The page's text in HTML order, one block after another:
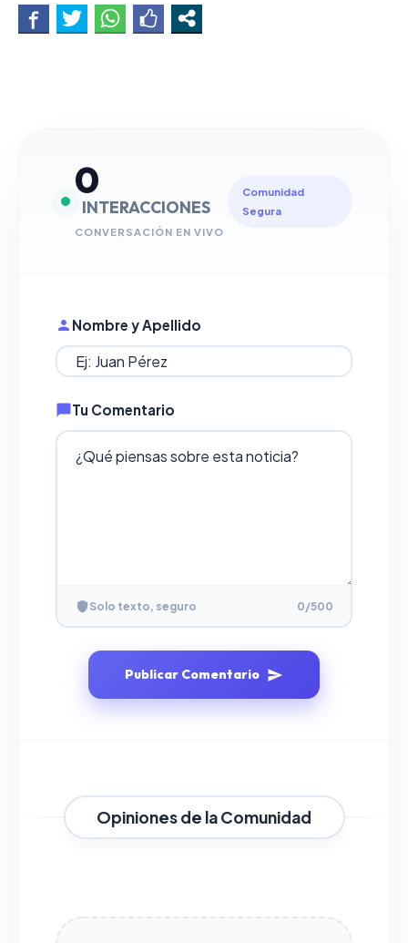
0
INTERACCIONES
CONVERSACIÓN EN VIVO
Comunidad
Segura
Nombre y Apellido
Tu Comentario
Solo texto, seguro 0/500
Publicar Comentario
Opiniones de la Comunidad